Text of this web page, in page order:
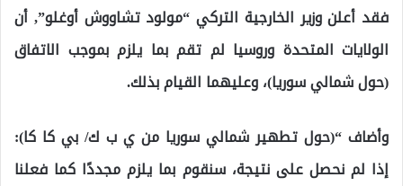
فقد أعلن وزير الخارجية التركي “مولود تشاووش أوغلو”, أن
الولايات المتحدة وروسيا لم تقم بما يلزم بموجب الاتفاق
(حول شمالي سوريا)، وعليهما القيام بذلك.
وأضاف “(حول تطهير شمالي سوريا من ي ب ك/ بي كا كا):
إذا لم نحصل على نتيجة، سنقوم بما يلزم مجددًا كما فعلنا